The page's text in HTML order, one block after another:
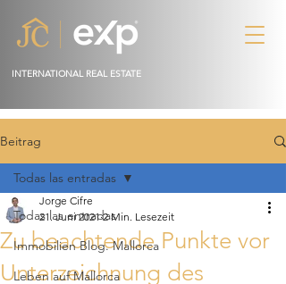
INTERNATIONAL REAL ESTATE
Beitrag
Todas las entradas
Immobilien Blog. Mallorca
Leben auf Mallorca
Todas las entradas
Zu beachtende Punkte vor
Unterzeichnung des
Jorge Cifre
21. Juni 2021 2 Min. Lesezeit